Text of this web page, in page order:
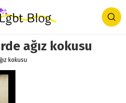
ağız kokusu
kokusu